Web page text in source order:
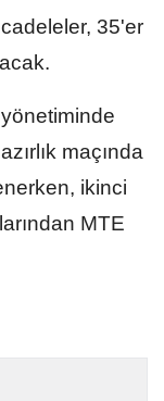
35'er
maçında
ikinci
MTE